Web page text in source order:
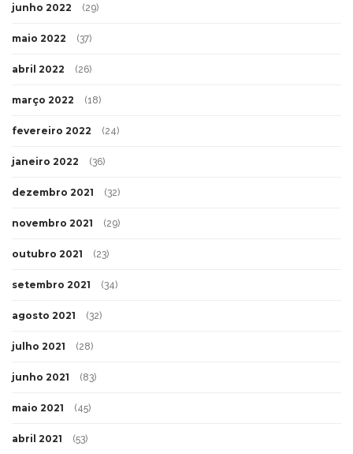
junho 2022 (29)
maio 2022 (37)
abril 2022 (26)
março 2022 (18)
fevereiro 2022 (24)
janeiro 2022 (36)
dezembro 2021 (32)
novembro 2021 (29)
outubro 2021 (23)
setembro 2021 (34)
agosto 2021 (32)
julho 2021 (28)
junho 2021 (83)
maio 2021 (45)
abril 2021 (53)